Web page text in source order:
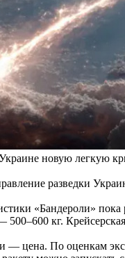
новую легкую
разведки
«Бандероли»
кг.
цена. По оценкам